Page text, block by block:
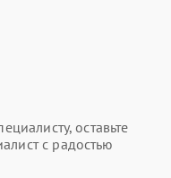
оставьте
с радостью